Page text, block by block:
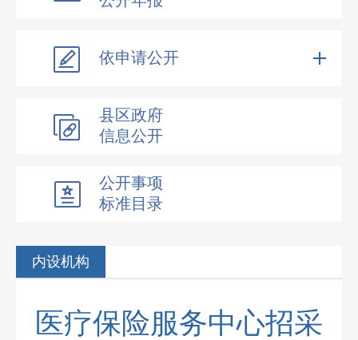
依申请公开
县区政府
信息公开
公开事项
标准目录
内设机构
医疗保险服务中心招采